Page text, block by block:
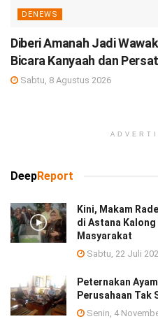
DENEWS
Diberi Amanah Jadi
Bicara Kanyaah dan
Sabtu, 8 Agustus 2026
DeepReport
Kini, Makam
di Astana
Masyarakat
Sabtu, 22 Juli
Peternakan
Perusahaan Tak
Senin, 4